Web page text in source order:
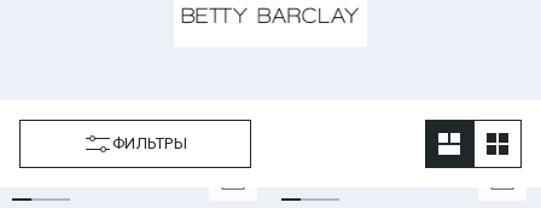
ФИЛЬТРЫ